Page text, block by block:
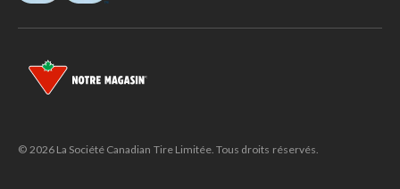
© 2026 La Société Canadian Tire Limitée. Tous droits réservés.